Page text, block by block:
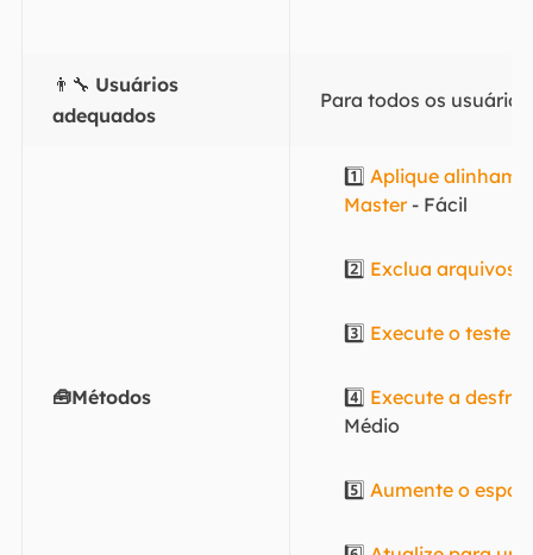
👨‍🔧 Usuários
adequados
Para todos os
🧰Métodos
1️⃣ Aplique
Master- Fácil
2️⃣ Exclua arquivos
3️⃣ Execute o teste
4️⃣ Execute a
Médio
5️⃣ Aumente o